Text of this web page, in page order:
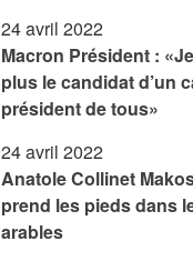
24 avril 2022
Macron Président :
plus le candidat d’un
président de tous»
24 avril 2022
Anatole Collinet
prend les pieds dans
arables